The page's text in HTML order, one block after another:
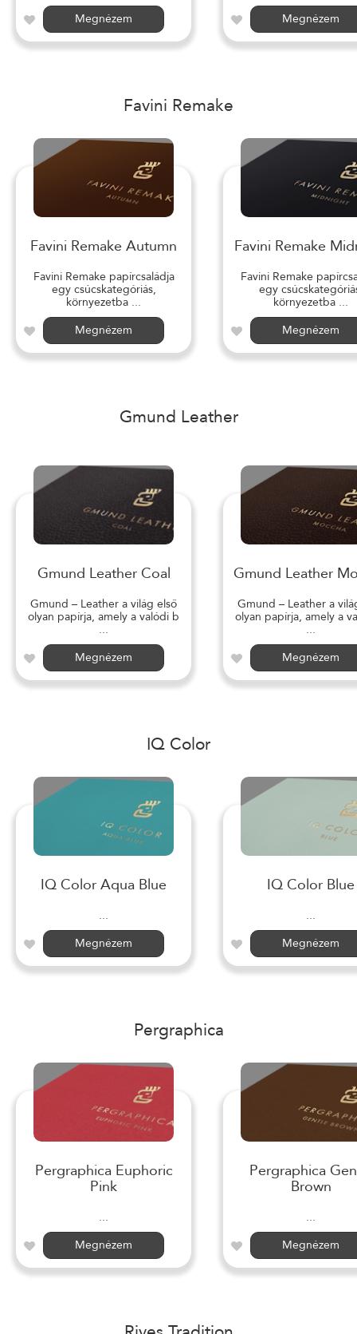
Megnézem
Megnézem
Favini Remake
Favini Remake Autumn
Favini Remake papírcsaládja
egy csúcskategóriás,
környezetba ...
Megnézem
Favini Remake
Favini Remake
egy
környezetba ...
Megnézem
Gmund Leather
Gmund Leather Coal
Gmund – Leather a világ első
olyan papírja, amely a valódi b
...
Megnézem
Gmund Leather
Gmund – Leather a
olyan papírja, amely a
...
Megnézem
IQ Color
IQ Color Aqua Blue
...
Megnézem
IQ Color Blue
...
Megnézem
Pergraphica
Pergraphica Euphoric
Pink
...
Megnézem
Pergraphica
Brown
...
Megnézem